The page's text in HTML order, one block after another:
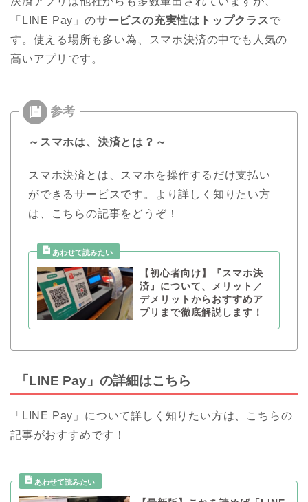
「LINE Pay」のサービスの充実性はトップクラスで
す。使える場所も多い為、スマホ決済の中でも人気の
高いアプリです。
～スマホは、決済とは？～
スマホ決済とは、スマホを操作するだけ支払い
ができるサービスです。より詳しく知りたい方
は、こちらの記事をどうぞ！
【初心者向け】『スマホ決
済』について、メリット／
デメリットからおすすめア
プリまで徹底解説します！
「LINE Pay」の詳細はこちら
「LINE Pay」について詳しく知りたい方は、こちらの
記事がおすすめです！